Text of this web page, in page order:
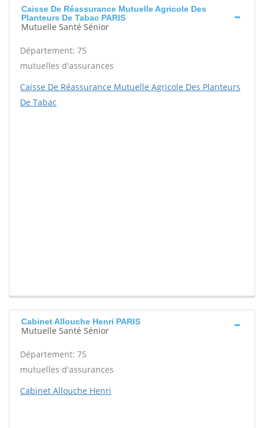
Caisse De Réassurance Mutuelle Agricole Des
Planteurs De Tabac PARIS
Mutuelle Santé Sénior
Département: 75
mutuelles d'assurances
Caisse De Réassurance Mutuelle Agricole Des Planteurs
De Tabac
Cabinet Allouche Henri PARIS
Mutuelle Santé Sénior
Département: 75
mutuelles d'assurances
Cabinet Allouche Henri